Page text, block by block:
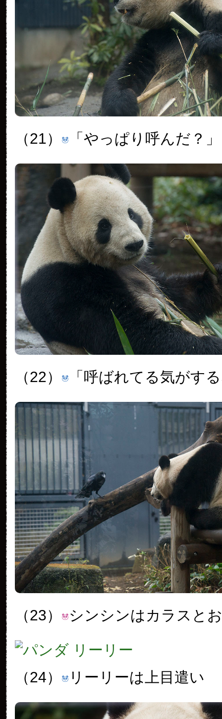
（21） 「やっぱり呼んだ？」
（22） 「呼ばれてる気がす
（23） シンシンはカラスと
（24） リーリーは上目遣い